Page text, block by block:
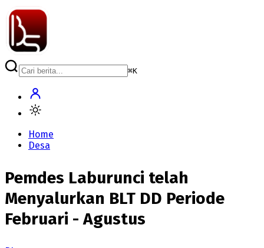
⌘K
Home
Desa
Pemdes Laburunci telah
Menyalurkan BLT DD Periode
Februari - Agustus